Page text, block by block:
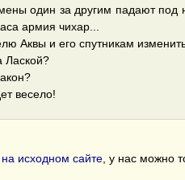
один за другим падают под
армия чихар...
Аквы и его спутникам
Лаской?
весело!
на исходном сайте, у нас можно